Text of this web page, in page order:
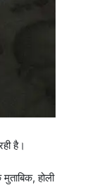
है।
होली